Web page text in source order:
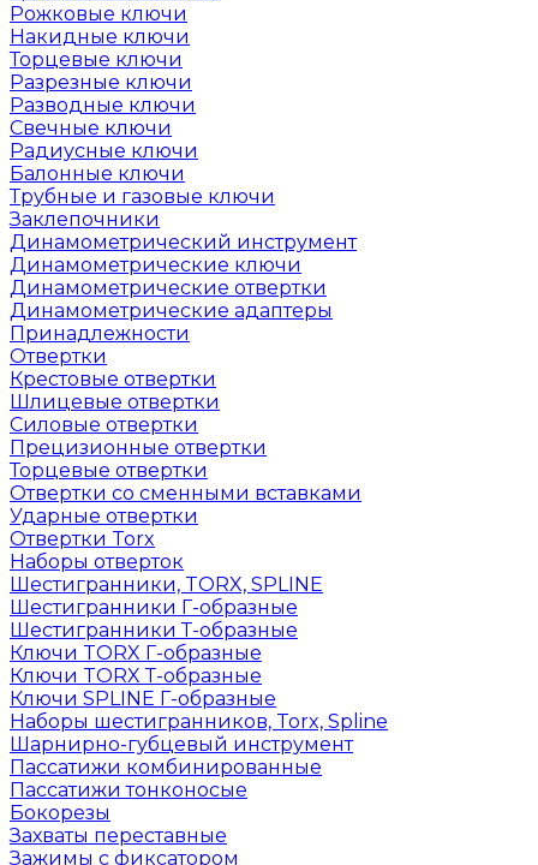
Рожковые ключи
Накидные ключи
Торцевые ключи
Разрезные ключи
Разводные ключи
Свечные ключи
Радиусные ключи
Балонные ключи
Трубные и газовые ключи
Заклепочники
Динамометрический инструмент
Динамометрические ключи
Динамометрические отвертки
Динамометрические адаптеры
Принадлежности
Отвертки
Крестовые отвертки
Шлицевые отвертки
Силовые отвертки
Прецизионные отвертки
Торцевые отвертки
Отвертки со сменными вставками
Ударные отвертки
Отвертки Torx
Наборы отверток
Шестигранники, TORX, SPLINE
Шестигранники Г-образные
Шестигранники Т-образные
Ключи TORX Г-образные
Ключи TORX Т-образные
Ключи SPLINE Г-образные
Наборы шестигранников, Torx, Spline
Шарнирно-губцевый инструмент
Пассатижи комбинированные
Пассатижи тонконосые
Бокорезы
Захваты переставные
Зажимы с фиксатором